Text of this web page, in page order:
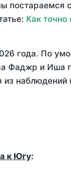
Как точно
года. По
Фаджр и Иша
из
к Югу: